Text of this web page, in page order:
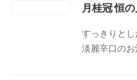
月桂冠 恒
すっきりと
淡麗辛口のお